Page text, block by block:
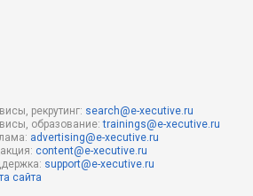
рекрутинг: search@e-xecutive.ru
образование:trainings@e-xecutive.ru
advertising@e-xecutive.ru
content@e-xecutive.ru
support@e-xecutive.ru
сайта